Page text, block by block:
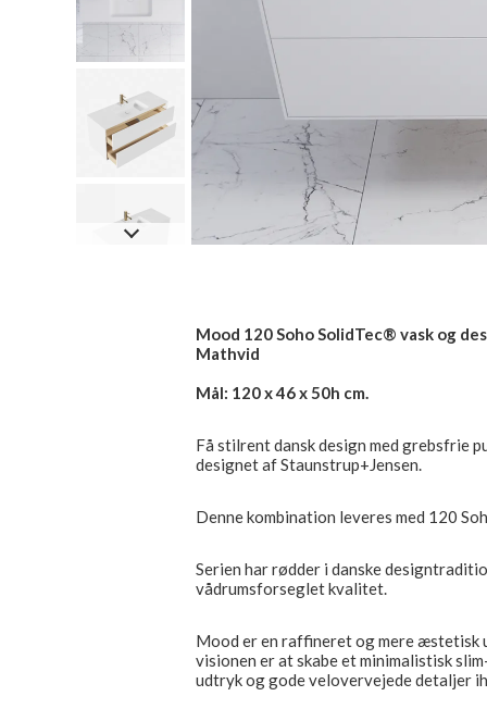
Mood 120 Soho SolidTec® vask og
Mathvid
Mål: 120 x 46 x 50h cm.
Få stilrent dansk design med grebsfrie
designet af Staunstrup+Jensen.
Denne kombination leveres med 120
Serien har rødder i danske
vådrumsforseglet kvalitet.
Mood er en raffineret og mere æstetisk
visionen er at skabe et minimalistisk
udtryk og gode velovervejede detaljer